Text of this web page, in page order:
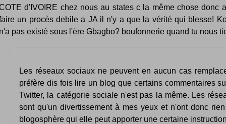
d'IVOIRE chez nous au states c la même chose donc
un procès debile a JA il n'y a que la vérité qui blesse!
pas existé sous l'ère Gbagbo? boufonnerie quand tu nous
Les réseaux sociaux ne peuvent en aucun cas
préfère dis fois lire un blog que certains commentaires
Twitter, la catégorie sociale n'est pas la même. Les
sont qu'un divertissement à mes yeux et n'ont donc
blogosphère qui elle peut apporter une certaine